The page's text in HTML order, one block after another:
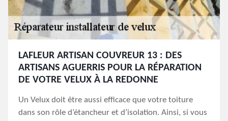
LAFLEUR ARTISAN COUVREUR 13 : DES
ARTISANS AGUERRIS POUR LA RÉPARATION
DE VOTRE VELUX À LA REDONNE
Un Velux doit être aussi efficace que votre toiture
dans son rôle d’étancheur et d’isolation. Ainsi, si vous